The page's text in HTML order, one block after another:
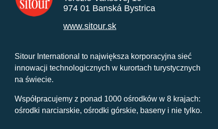
974 01 Banská Bystrica
www.sitour.sk
Sitour International to największa korporacyjna sieć
innowacji technologicznych w kurortach turystycznych
na świecie.
Współpracujemy z ponad 1000 ośrodków w 8 krajach:
ośrodki narciarskie, ośrodki górskie, baseny i nie tylko.